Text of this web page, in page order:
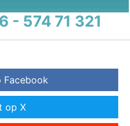
- 574 71 321
Facebook
op X